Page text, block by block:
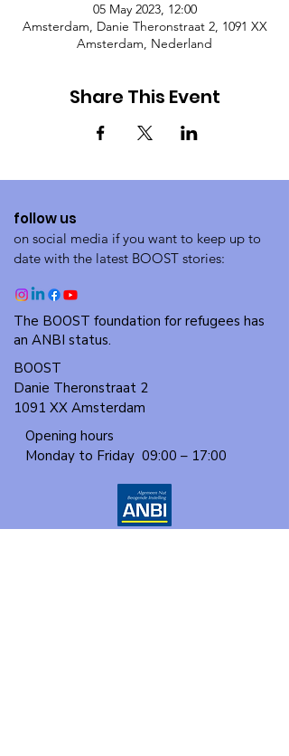
05 May 2023, 12:00
Amsterdam, Danie Theronstraat 2, 1091 XX
Amsterdam, Nederland
Share This Event
follow us
on social media if you want to keep up to
date with the latest BOOST stories:
The BOOST foundation for refugees has
an ANBI status.
BOOST
Danie Theronstraat 2
1091 XX Amsterdam
Opening hours
Monday to Friday 09:00 – 17:00